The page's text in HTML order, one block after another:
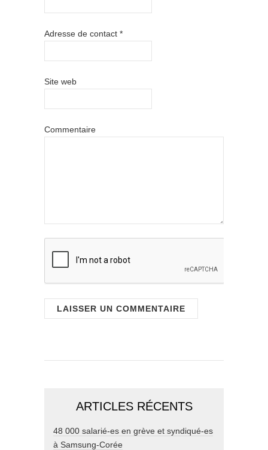
Adresse de contact *
Site web
Commentaire
ARTICLES RÉCENTS
48 000 salarié-es en grève et syndiqué-es
à Samsung-Corée